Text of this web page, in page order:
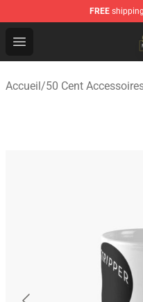
FREE
Open menu
50 Cent Shop -
Accueil/50 Cent